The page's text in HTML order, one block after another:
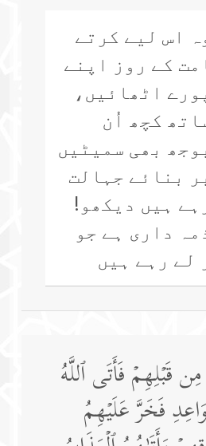
اس لیے کرتے
کے روز اپنے
اٹھائیں،
کچھ اُن
بھی سمیٹیں
بنائے جہالت
ہیں دیکھو!
داری ہے جو
لے رہے ہیں
قَبۡلِهِمۡ فَأَتَى ٱللَّهُ
فَخَرَّ عَلَیۡهِمُ